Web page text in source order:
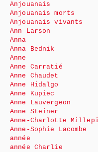
Anjouanais
Anjouanais morts
Anjouanais vivants
Ann Larson
Anna
Anna Bednik
Anne
Anne Carratié
Anne Chaudet
Anne Hidalgo
Anne Kupiec
Anne Lauvergeon
Anne Steiner
Anne-Charlotte
Anne-Sophie Lacombe
année
année Charlie